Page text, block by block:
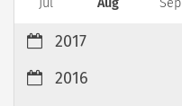
2017
2016